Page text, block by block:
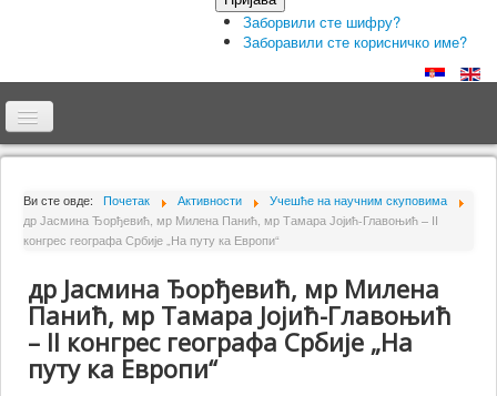
Заборвили сте шифру?
Заборавили сте корисничко име?
Почетна
О Институту
Сарадници
Издаваштво
Активности
Сарадња
Ви сте овде: Почетак Активности
Учешће на научним скуповима
др Јасмина Ђорђевић, мр Милена Панић, мр Тамара Јојић-Главоњић – II
конгрес географа Србије „На путу ка Европи“
др Јасмина Ђорђевић, мр Милена
Панић, мр Тамара Јојић-Главоњић
– II конгрес географа Србије „На
путу ка Европи“